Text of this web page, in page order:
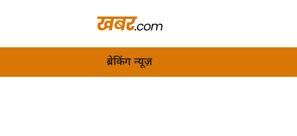
ब्रेकिंग न्यूज़